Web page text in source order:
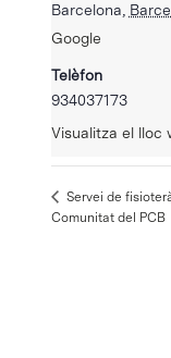
Barcelona
Google
Telèfon
934037173
Visualitza el lloc
Servei de
Comunitat del PCB